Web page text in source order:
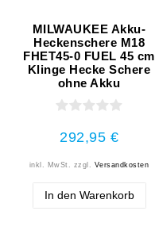
MILWAUKEE Akku-
Heckenschere M18
FHET45-0 FUEL 45 cm
Klinge Hecke Schere
ohne Akku
292,95 €
inkl. MwSt. zzgl. Versandkosten
In den Warenkorb